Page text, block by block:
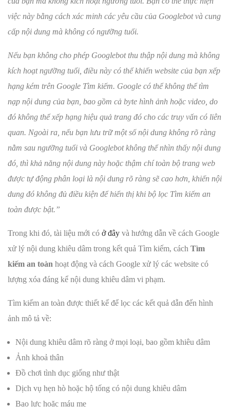
việc này bằng cách xác minh các yêu cầu của Googlebot và cung
cấp nội dung mà không có ngưỡng tuổi.
Nếu bạn không cho phép Googlebot thu thập nội dung mà không
kích hoạt ngưỡng tuổi, điều này có thể khiến website của bạn xếp
hạng kém trên Google Tìm kiếm. Google có thể không thể tìm
nạp nội dung của bạn, bao gồm cả byte hình ảnh hoặc video, do
đó không thể xếp hạng hiệu quả trang đó cho các truy vấn có liên
quan. Ngoài ra, nếu bạn lưu trữ một số nội dung không rõ ràng
nằm sau ngưỡng tuổi và Googlebot không thể nhìn thấy nội dung
đó, thì khả năng nội dung này hoặc thậm chí toàn bộ trang web
được tự động phân loại là nội dung rõ ràng sẽ cao hơn, khiến nội
dung đó không đủ điều kiện để hiển thị khi bộ lọc Tìm kiếm an
toàn được bật.”
Trong khi đó, tài liệu mới có ở đây và hướng dẫn về cách Google
xử lý nội dung khiêu dâm trong kết quả Tìm kiếm, cách Tìm
kiếm an toàn hoạt động và cách Google xử lý các website có
lượng xóa đáng kể nội dung khiêu dâm vi phạm.
Tìm kiếm an toàn được thiết kế để lọc các kết quả dẫn đến hình
ảnh mô tả về:
Nội dung khiêu dâm rõ ràng ở mọi loại, bao gồm khiêu dâm
Ảnh khoả thân
Đồ chơi tình dục giống như thật
Dịch vụ hẹn hò hoặc hộ tống có nội dung khiêu dâm
Bạo lực hoặc máu me